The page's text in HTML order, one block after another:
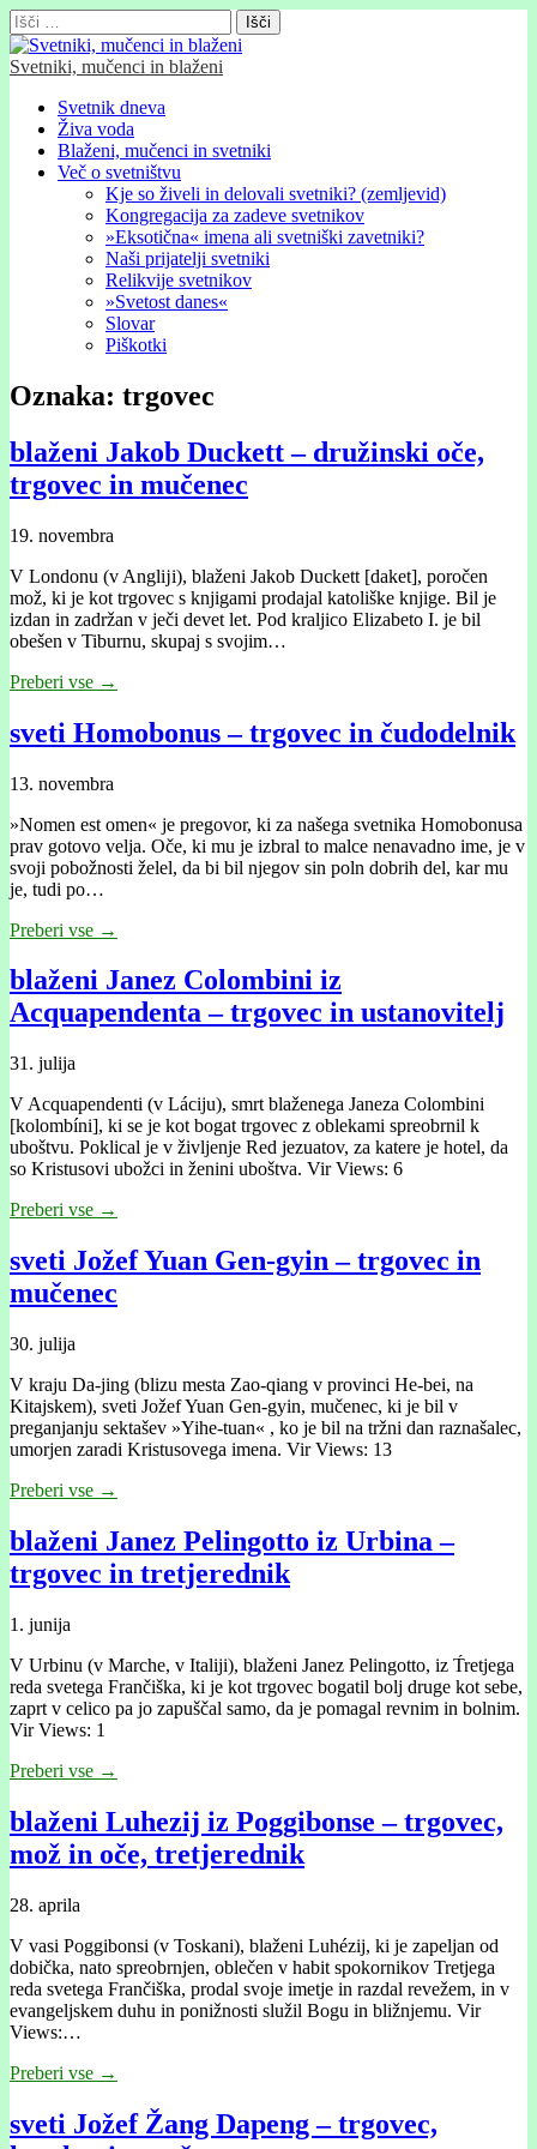
Išči:
Svetniki, mučenci in blaženi
Glavni
meni
Skip
content
Svetnik dneva
Živa voda
Blaženi, mučenci in svetniki
Več o svetništvu
Kje so živeli in delovali svetniki? (zemljevid)
Kongregacija za zadeve svetnikov
»Eksotična« imena ali svetniški zavetniki?
Naši prijatelji svetniki
Relikvije svetnikov
»Svetost danes«
Slovar
Piškotki
Oznaka: trgovec
blaženi Jakob Duckett – družinski oče,
trgovec in mučenec
19. novembra
V Londonu (v Anglĳi), blaženi Jakob Duckett [daket], poročen
mož, ki je kot trgovec s knjigami prodajal katoliške knjige. Bil je
izdan in zadržan v ječi devet let. Pod kraljico Elizabeto I. je bil
obešen v Tiburnu, skupaj s svojim…
Preberi vse →
sveti Homobonus – trgovec in čudodelnik
13. novembra
»Nomen est omen« je pregovor, ki za našega svetnika Homobonusa
prav gotovo velja. Oče, ki mu je izbral to malce nenavadno ime, je v
svoji pobožnosti želel, da bi bil njegov sin poln dobrih del, kar mu
je, tudi po…
Preberi vse →
blaženi Janez Colombini iz
Acquapendenta – trgovec in ustanovitelj
31. julija
V Acquapendenti (v Láciju), smrt blaženega Janeza Colombini
[kolombíni], ki se je kot bogat trgovec z oblekami spreobrnil k
uboštvu. Poklical je v življenje Red jezuatov, za katere je hotel, da
so Kristusovi ubožci in ženini uboštva. Vir Views: 6
Preberi vse →
sveti Jožef Yuan Gen-gyin – trgovec in
mučenec
30. julija
V kraju Da-jing (blizu mesta Zao-qiang v provinci He-bei, na
Kitajskem), sveti Jožef Yuan Gen-gyin, mučenec, ki je bil v
preganjanju sektašev »Yihe-tuan« , ko je bil na tržni dan raznašalec,
umorjen zaradi Kristusovega imena. Vir Views: 13
Preberi vse →
blaženi Janez Pelingotto iz Urbina –
trgovec in tretjerednik
1. junija
V Urbinu (v Marche, v Italiji), blaženi Janez Pelingotto, iz T́retjega
reda svetega Frančiška, ki je kot trgovec bogatil bolj druge kot sebe,
zaprt v celico pa jo zapuščal samo, da je pomagal revnim in bolnim.
Vir Views: 1
Preberi vse →
blaženi Luhezij iz Poggibonse – trgovec,
mož in oče, tretjerednik
28. aprila
V vasi Poggibonsi (v Toskani), blaženi Luhézij, ki je zapeljan od
dobička, nato spreobrnjen, oblečen v habit spokornikov Tretjega
reda svetega Frančiška, prodal svoje imetje in razdal revežem, in v
evangeljskem duhu in ponižnosti služil Bogu in bližnjemu. Vir
Views:…
Preberi vse →
sveti Jožef Žang Dapeng – trgovec,